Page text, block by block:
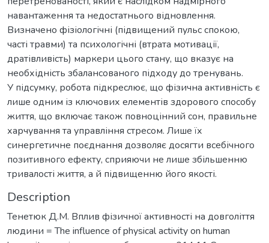
навантаження та недостатнього відновлення.
Визначено фізіологічні (підвищений пульс спокою,
часті травми) та психологічні (втрата мотивації,
дратівливість) маркери цього стану, що вказує на
необхідність збалансованого підходу до тренувань.
У підсумку, робота підкреслює, що фізична активність є
лише одним із ключових елементів здорового способу
життя, що включає також повноцінний сон, правильне
харчування та управління стресом. Лише їх
синергетичне поєднання дозволяє досягти всебічного
позитивного ефекту, сприяючи не лише збільшенню
тривалості життя, а й підвищенню його якості.
Description
Тенетюк Д.М. Вплив фізичної активності на довголіття
людини = The influence of physical activity on human